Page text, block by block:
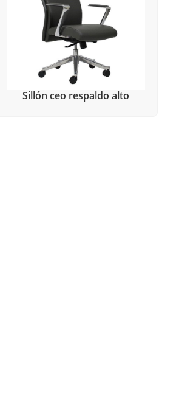
Sillón ceo respaldo alto